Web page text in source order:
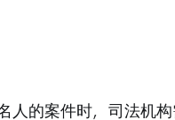
人的案件时，司法机